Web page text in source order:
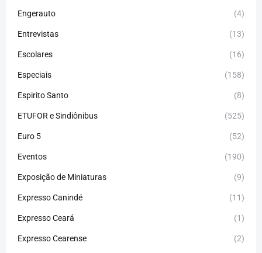
Engerauto (4)
Entrevistas (13)
Escolares (16)
Especiais (158)
Espirito Santo (8)
ETUFOR e Sindiônibus (525)
Euro 5 (52)
Eventos (190)
Exposição de Miniaturas (9)
Expresso Canindé (11)
Expresso Ceará (1)
Expresso Cearense (2)